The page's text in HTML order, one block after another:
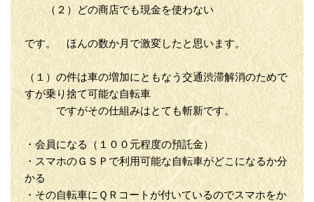
（２）どの商店でも現金を使わない
です。 ほんの数か月で激変したと思います。
（１）の件は車の増加にともなう交通渋滞解消のためで
すが乗り捨て可能な自転車
ですがその仕組みはとても斬新です。
・会員になる（１００元程度の預託金）
・スマホのＧＳＰで利用可能な自転車がどこになるか分
かる
・その自転車にＱＲコートが付いているのでスマホをか